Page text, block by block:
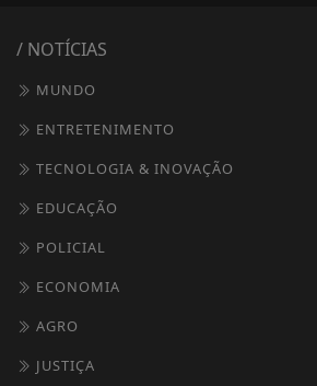
/ NOTÍCIAS
MUNDO
ENTRETENIMENTO
TECNOLOGIA & INOVAÇÃO
EDUCAÇÃO
POLICIAL
ECONOMIA
AGRO
JUSTIÇA